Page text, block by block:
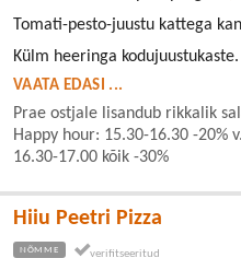
Tomati-pesto-juustu kattega
Külm heeringa kodujuustukaste.
VAATA EDASI ...
Prae ostjale lisandub rikkalik
Happy hour: 15.30-16.30 -20%
16.30-17.00 kõik -30%
Hiiu Peetri Pizza
NÕMME